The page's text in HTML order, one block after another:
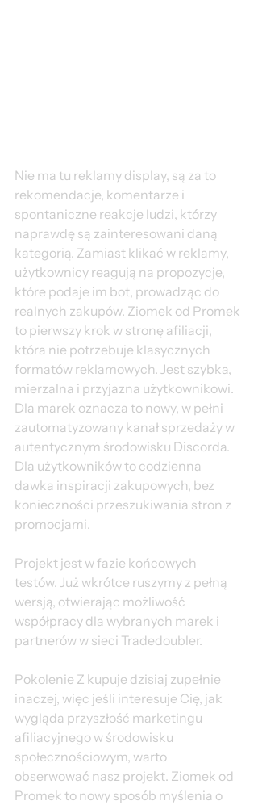
Nie ma tu reklamy display, są za to
rekomendacje, komentarze i
spontaniczne reakcje ludzi, którzy
naprawdę są zainteresowani daną
kategorią. Zamiast klikać w reklamy,
użytkownicy reagują na propozycje,
które podaje im bot, prowadząc do
realnych zakupów. Ziomek od Promek
to pierwszy krok w stronę afiliacji,
która nie potrzebuje klasycznych
formatów reklamowych. Jest szybka,
mierzalna i przyjazna użytkownikowi.
Dla marek oznacza to nowy, w pełni
zautomatyzowany kanał sprzedaży w
autentycznym środowisku Discorda.
Dla użytkowników to codzienna
dawka inspiracji zakupowych, bez
konieczności przeszukiwania stron z
promocjami.
Projekt jest w fazie końcowych
testów. Już wkrótce ruszymy z pełną
wersją, otwierając możliwość
współpracy dla wybranych marek i
partnerów w sieci Tradedoubler.
Pokolenie Z kupuje dzisiaj zupełnie
inaczej, więc jeśli interesuje Cię, jak
wygląda przyszłość marketingu
afiliacyjnego w środowisku
społecznościowym, warto
obserwować nasz projekt. Ziomek od
Promek to nowy sposób myślenia o